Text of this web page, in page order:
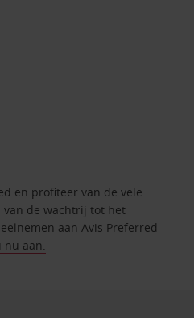
en profiteer van de vele
van de wachtrij tot het
aan Avis Preferred
nu aan.